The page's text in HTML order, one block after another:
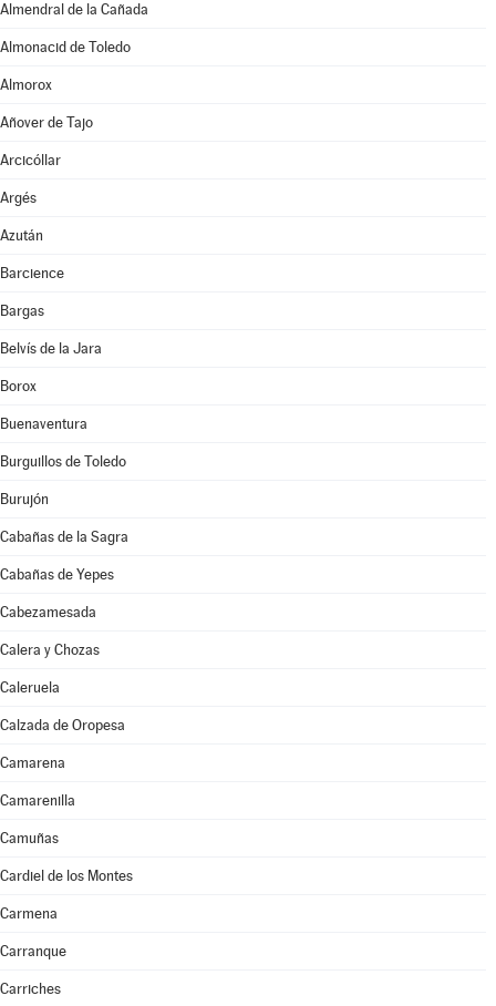
Almendral de la Cañada
Almonacid de Toledo
Almorox
Añover de Tajo
Arcicóllar
Argés
Azután
Barcience
Bargas
Belvís de la Jara
Borox
Buenaventura
Burguillos de Toledo
Burujón
Cabañas de la Sagra
Cabañas de Yepes
Cabezamesada
Calera y Chozas
Caleruela
Calzada de Oropesa
Camarena
Camarenilla
Camuñas
Cardiel de los Montes
Carmena
Carranque
Carriches